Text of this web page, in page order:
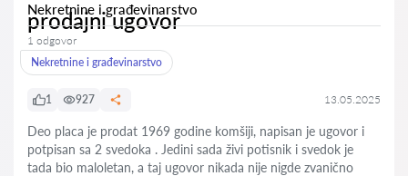
Nekretnine i građevinarstvo
prodajni ugovor
1 odgovor
Nekretnine i građevinarstvo
1 927 13.05.2025
Deo placa je prodat 1969 godine komšiji, napisan je ugovor i
potpisan sa 2 svedoka . Jedini sada živi potisnik i svedok je
tada bio maloletan, a taj ugovor nikada nije nigde zvanično